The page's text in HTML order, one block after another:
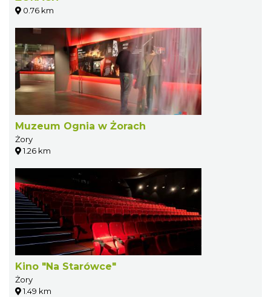
0.76 km
Muzeum Ognia w Żorach
Żory
1.26 km
Kino "Na Starówce"
Żory
1.49 km